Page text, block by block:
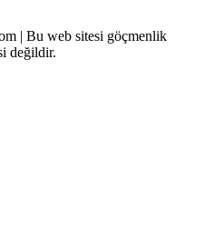
| Bu web sitesi göçmenlik
değildir.